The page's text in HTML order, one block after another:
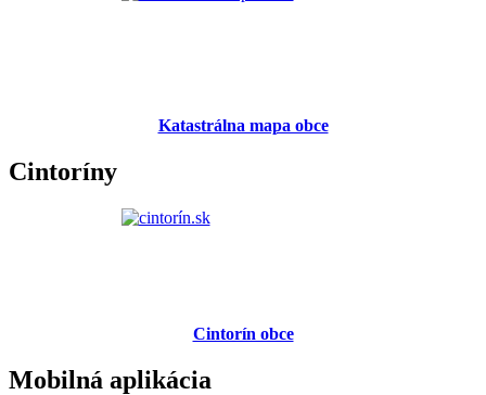
Katastrálna mapa obce
Cintoríny
Cintorín obce
Mobilná aplikácia